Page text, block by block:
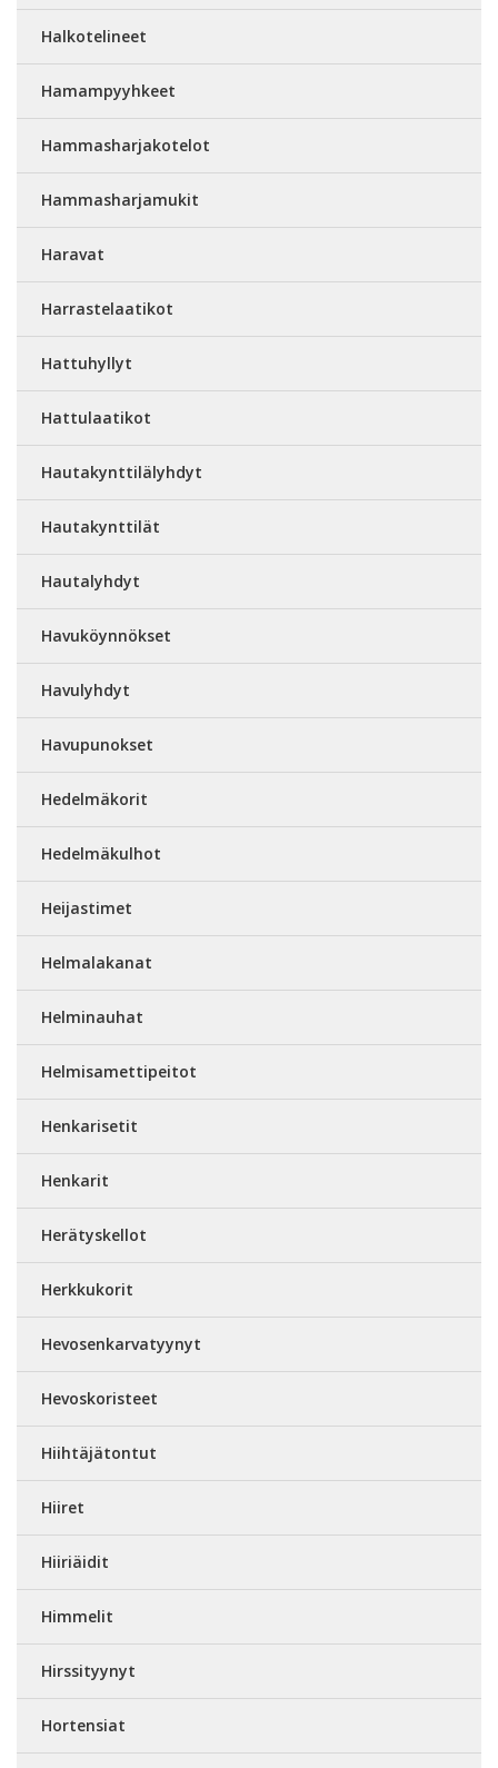
Halkotelineet
Hamampyyhkeet
Hammasharjakotelot
Hammasharjamukit
Haravat
Harrastelaatikot
Hattuhyllyt
Hattulaatikot
Hautakynttilälyhdyt
Hautakynttilät
Hautalyhdyt
Havuköynnökset
Havulyhdyt
Havupunokset
Hedelmäkorit
Hedelmäkulhot
Heijastimet
Helmalakanat
Helminauhat
Helmisamettipeitot
Henkarisetit
Henkarit
Herätyskellot
Herkkukorit
Hevosenkarvatyynyt
Hevoskoristeet
Hiihtäjätontut
Hiiret
Hiiriäidit
Himmelit
Hirssityynyt
Hortensiat